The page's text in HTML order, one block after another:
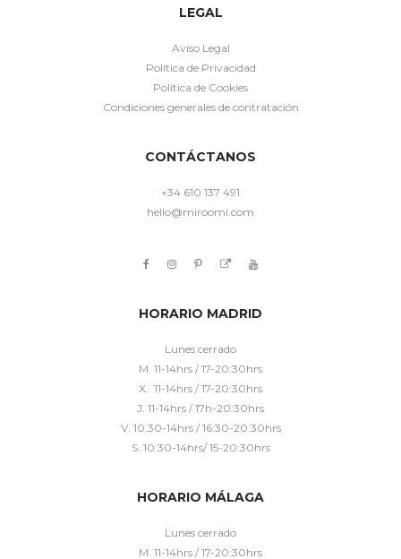
LEGAL
Aviso Legal
Política de Privacidad
Política de Cookies
Condiciones generales de contratación
CONTÁCTANOS
+34 610 137 491
hello@miroomi.com
HORARIO MADRID
Lunes cerrado
M. 11-14hrs / 17-20:30hrs
X. 11-14hrs / 17-20:30hrs
J. 11-14hrs / 17h-20:30hrs
V. 10:30-14hrs / 16:30-20:30hrs
S. 10:30-14hrs/ 15-20:30hrs
HORARIO MÁLAGA
Lunes cerrado
M. 11-14hrs / 17-20:30hrs